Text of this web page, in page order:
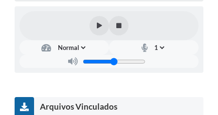
Arquivos Vinculados